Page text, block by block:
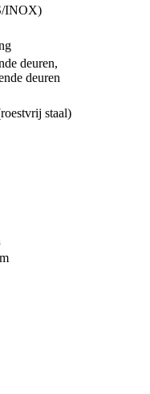
INOX)
deuren,
deuren
staal)